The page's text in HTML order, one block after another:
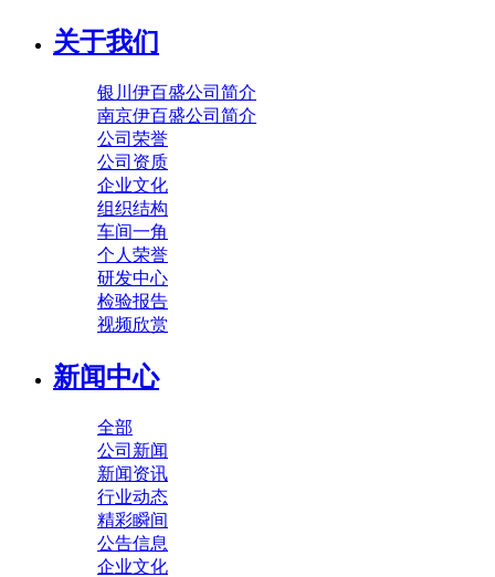
关于我们
银川伊百盛公司简介
南京伊百盛公司简介
公司荣誉
公司资质
企业文化
组织结构
车间一角
个人荣誉
研发中心
检验报告
视频欣赏
新闻中心
全部
公司新闻
新闻资讯
行业动态
精彩瞬间
公告信息
企业文化